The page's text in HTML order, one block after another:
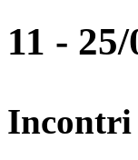
11 -
Incontri